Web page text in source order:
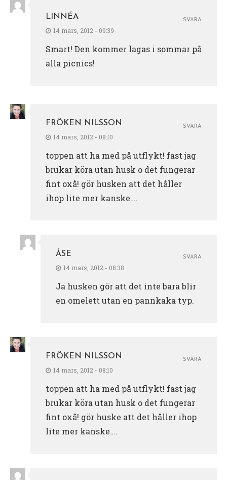
LINNÉA
14 mars, 2012 - 09:39
Smart! Den kommer lagas i sommar på
alla picnics!
SVARA
FRÖKEN NILSSON
14 mars, 2012 - 08:10
toppen att ha med på utflykt! fast jag
brukar köra utan husk o det fungerar
fint oxå! gör husken att det håller
ihop lite mer kanske….
SVARA
ÅSE
14 mars, 2012 - 08:38
Ja husken gör att det inte bara blir
en omelett utan en pannkaka typ.
SVARA
FRÖKEN NILSSON
14 mars, 2012 - 08:10
toppen att ha med på utflykt! fast jag
brukar köra utan husk o det fungerar
fint oxå! gör huske att det håller ihop
lite mer kanske….
SVARA